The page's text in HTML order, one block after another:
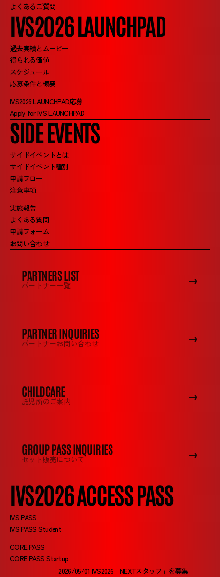
よくあるご質問
IVS2026 LAUNCHPAD
過去実績とムービー
得られる価値
スケジュール
応募条件と概要
IVS2026 LAUNCHPAD応募
Apply for IVS LAUNCHPAD
SIDE EVENTS
サイドイベントとは
サイドイベント種別
申請フロー
注意事項
実施報告
よくある質問
申請フォーム
お問い合わせ
PARTNERS LIST
パートナー一覧 →
PARTNER INQUIRIES
パートナーお問い合わせ →
CHILDCARE
託児所のご案内 →
GROUP PASS INQUIRIES
セット販売について →
IVS2026 ACCESS PASS
IVS PASS
IVS PASS Student
CORE PASS
CORE PASS Startup
2026/05/01 IVS2026「NEXTスタッフ」を募集